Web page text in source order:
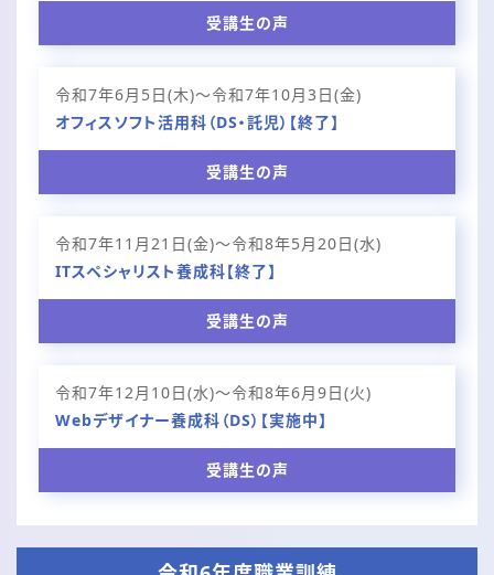
受講生の声
令和7年6月5日(木)〜令和7年10月3日(金)
オフィスソフト活用科（DS・託児）【終了】
受講生の声
令和7年11月21日(金)〜令和8年5月20日(水)
ITスペシャリスト養成科【終了】
受講生の声
令和7年12月10日(水)〜令和8年6月9日(火)
Webデザイナー養成科（DS）【実施中】
受講生の声